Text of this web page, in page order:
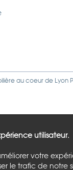
au coeur de Lyon
utilisateur.
votre
le trafic de notre